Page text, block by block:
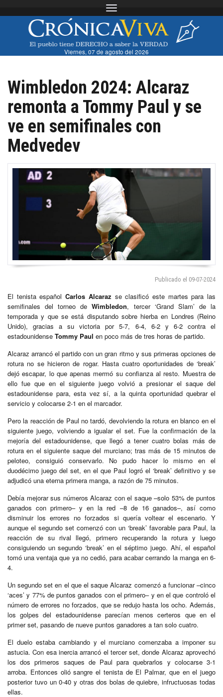
Toggle navigation
Viernes, 07 de agosto del 2026
Wimbledon 2024: Alcaraz
remonta a Tommy Paul y se
ve en semifinales con
Medvedev
Publicado el 09-07-2024
El tenista españolCarlos Alcaraz se clasificó este martes para las
semifinales del torneo deWimbledon, tercer ‘Grand Slam’ de la
temporada y que se está disputando sobre hierba en Londres (Reino
Unido), gracias a su victoria por 5-7, 6-4, 6-2 y 6-2 contra el
estadounidense Tommy Paul en poco más de tres horas de partido.
Alcaraz arrancó el partido con un gran ritmo y sus primeras opciones de
rotura no se hicieron de rogar. Hasta cuatro oportunidades de ‘break’
dejó escapar, lo que apenas mermó su confianza al resto. Muestra de
ello fue que en el siguiente juego volvió a presionar el saque del
estadounidense para, esta vez sí, a la quinta oportunidad quebrar el
servicio y colocarse 2-1 en el marcador.
Pero la reacción de Paul no tardó, devolviendo la rotura en blanco en el
siguiente juego, volviendo a igualar el set. Fue la confirmación de la
mejoría del estadounidense, que llegó a tener cuatro bolas más de
rotura en el siguiente saque del murciano; tras más de 15 minutos de
peloteo, consiguió conservarlo. No pudo hacer lo mismo en el
duodécimo juego del set, en el que Paul logró el ‘break’ definitivo y se
adjudicó una eterna primera manga, a razón de 75 minutos.
Debía mejorar sus números Alcaraz con el saque –solo 53% de puntos
ganados con primero– y en la red –8 de 16 ganados–, así como
disminuir los errores no forzados si quería voltear el escenario. Y
aunque el segundo set comenzó con un ‘break’ favorable para Paul, la
reacción de su rival llegó, primero recuperando la rotura y luego
consiguiendo un segundo ‘break’ en el séptimo juego. Ahí, el español
tomó una ventaja que ya no cedió, para acabar cerrando la manga en 6-
4.
Un segundo set en el que el saque Alcaraz comenzó a funcionar –cinco
‘aces’ y 77% de puntos ganados con el primero– y en el que controló el
número de errores no forzados, que se redujo hasta los ocho. Además,
los golpes del estadounidense parecían menos certeros que en el
primer set, pasando de nueve puntos ganadores a tan solo cuatro.
El duelo estaba cambiando y el murciano comenzaba a imponer su
astucia. Con esa inercia arrancó el tercer set, donde Alcaraz aprovechó
los dos primeros saques de Paul para quebrarlos y colocarse 3-1
arroba. Entonces olió sangre el tenista de El Palmar, que en el juego
posterior tuvo un 0-40 y otras dos bolas de quiebre, infructuosas todas
ellas.